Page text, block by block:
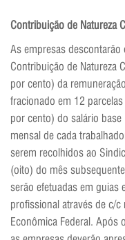
Contribuição de Natureza
As empresas
Contribuição de Natureza
por cento) da
fracionado em 12
por cento) do salário
mensal de cada
serem recolhidos ao
(oito) do mês
serão efetuadas em guias
profissional através de c/
Econômica Federal. Após